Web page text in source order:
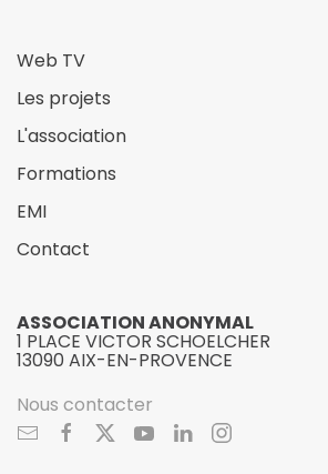
Web TV
Les projets
L'association
Formations
EMI
Contact
ASSOCIATION ANONYMAL
1 PLACE VICTOR SCHOELCHER
13090 AIX-EN-PROVENCE
Nous contacter